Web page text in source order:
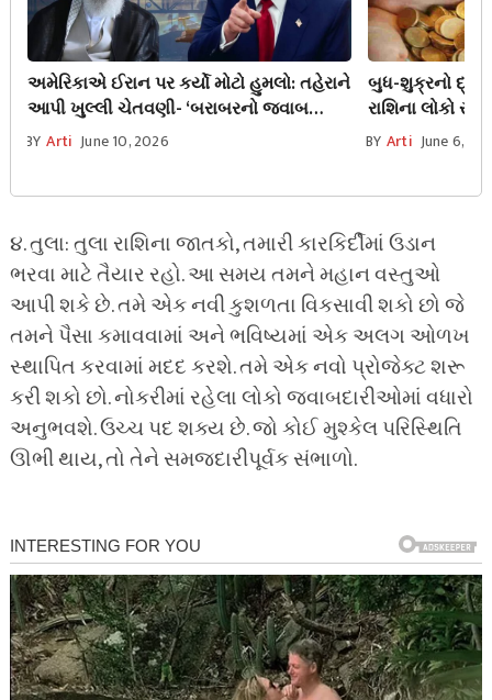
અમેરિકાએ ઈરાન પર કર્યો મોટો હુમલો: તહેરાને
આપી ખુલ્લી ચેતવણી- ‘બરાબરનો જવાબ
મળશે’
BY Arti June 10, 2026
બુધ-શુક્રનો
રાશિના લોકો
બાજુથી મળશે
BY Arti June 6,
૪. તુલા: તુલા રાશિના જાતકો, તમારી કારકિર્દીમાં ઉડાન
ભરવા માટે તૈયાર રહો. આ સમય તમને મહાન વસ્તુઓ
આપી શકે છે. તમે એક નવી કુશળતા વિકસાવી શકો છો જે
તમને પૈસા કમાવવામાં અને ભવિષ્યમાં એક અલગ ઓળખ
સ્થાપિત કરવામાં મદદ કરશે. તમે એક નવો પ્રોજેક્ટ શરૂ
કરી શકો છો. નોકરીમાં રહેલા લોકો જવાબદારીઓમાં વધારો
અનુભવશે. ઉચ્ચ પદ શક્ય છે. જો કોઈ મુશ્કેલ પરિસ્થિતિ
ઊભી થાય, તો તેને સમજદારીપૂર્વક સંભાળો.